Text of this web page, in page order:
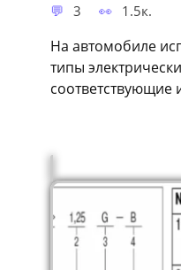
3 1.5к.
На автомобиле
типы
соответствующие